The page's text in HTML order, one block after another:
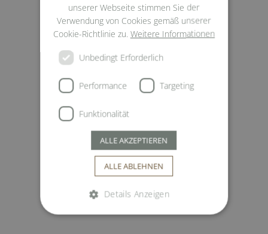
unserer Webseite stimmen Sie der
Verwendung von Cookies gemäß unserer
Cookie-Richtlinie zu. Weitere Informationen
Unbedingt Erforderlich
Performance Targeting
Funktionalität
ALLE AKZEPTIEREN
ALLE ABLEHNEN
Details Anzeigen